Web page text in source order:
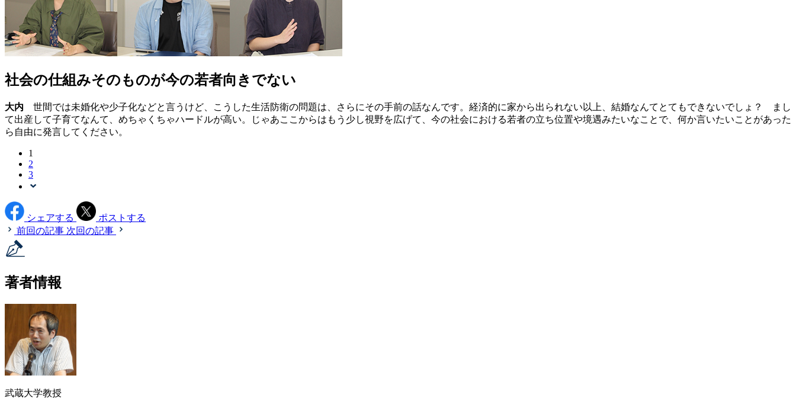
社会の仕組みそのものが今の若者向きでない
大内 世間では未婚化や少子化などと言うけど、こうした生活防衛の問題は、さらにその手前の話なんです。経済的に家から出られない以上、結婚なんてとてもできないでしょ？ まし
て出産して子育てなんて、めちゃくちゃハードルが高い。じゃあここからはもう少し視野を広げて、今の社会における若者の立ち位置や境遇みたいなことで、何か言いたいことがあった
ら自由に発言してください。
1
2
3
シェアする
ポストする
前回の記事 次回の記事
著者情報
武蔵大学教授